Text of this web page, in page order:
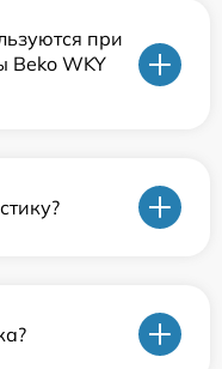
при
Beko WKY